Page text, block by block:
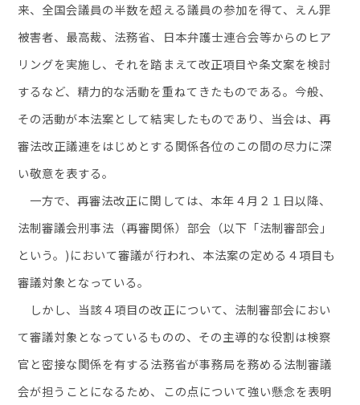
来、全国会議員の半数を超える議員の参加を得て、えん罪
被害者、最高裁、法務省、日本弁護士連合会等からのヒア
リングを実施し、それを踏まえて改正項目や条文案を検討
するなど、精力的な活動を重ねてきたものである。今般、
その活動が本法案として結実したものであり、当会は、再
審法改正議連をはじめとする関係各位のこの間の尽力に深
い敬意を表する。
一方で、再審法改正に関しては、本年４月２１日以降、
法制審議会刑事法（再審関係）部会（以下「法制審部会」
という。)において審議が行われ、本法案の定める４項目も
審議対象となっている。
しかし、当該４項目の改正について、法制審部会におい
て審議対象となっているものの、その主導的な役割は検察
官と密接な関係を有する法務省が事務局を務める法制審議
会が担うことになるため、この点について強い懸念を表明